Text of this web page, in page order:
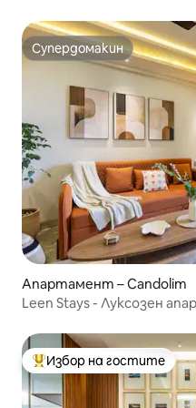
Супердомакин
Супердомакин
Апартамент – Candolim
Leen Stays - Луксозен
Най-популярен избор на
Избор на гостите